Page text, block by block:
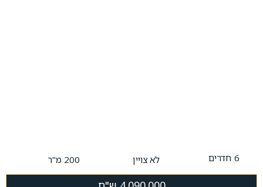
6 חדרים לא צויין 200 מ"ר